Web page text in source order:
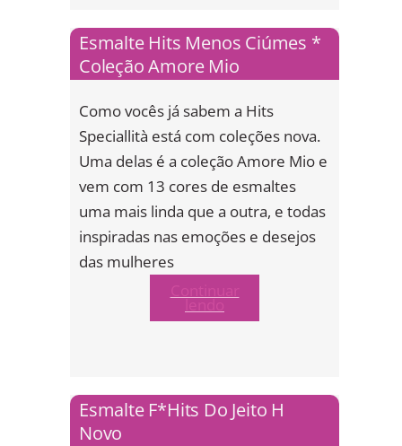
Esmalte Hits Menos Ciúmes *
Coleção Amore Mio
Como vocês já sabem a Hits
Speciallità está com coleções nova.
Uma delas é a coleção Amore Mio e
vem com 13 cores de esmaltes
uma mais linda que a outra, e todas
inspiradas nas emoções e desejos
das mulheres
lendo
Esmalte F*Hits Do Jeito H
Novo